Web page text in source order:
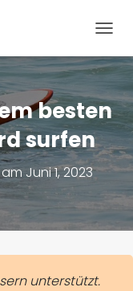
A
V
G
A
T
I
O
U
S
H
besten
surfen
Juni 1, 2023
unterstützt.